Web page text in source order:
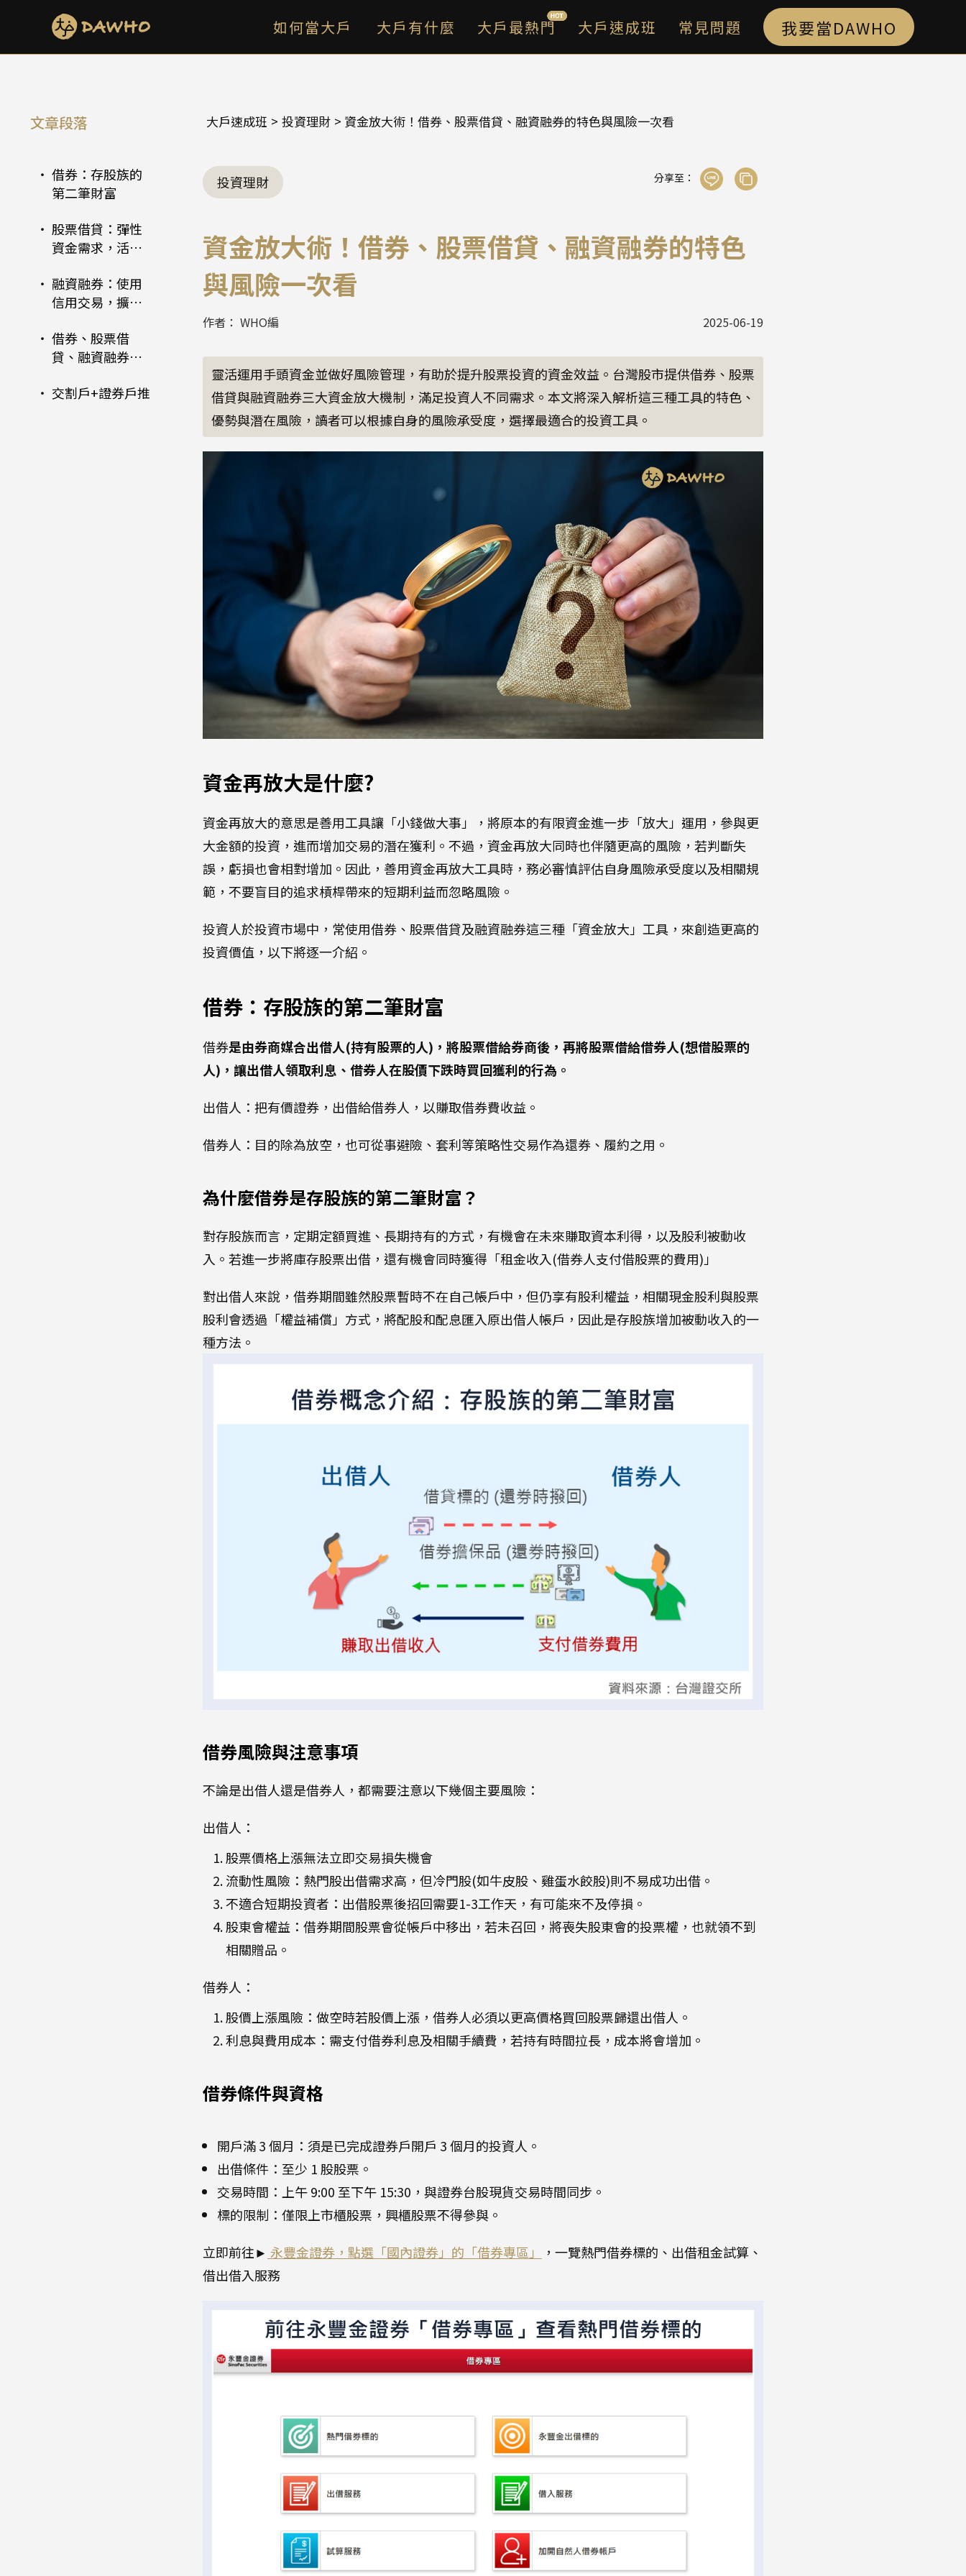
如何當大戶 大戶有什麼 大戶最熱門 大戶速成班 常見問題 我要當DAWHO
文章段落
資金再放大是什
借券：存股族的
第二筆財富
股票借貸：彈性
資金需求，活化
融資融券：使用
信用交易，擴大
借券、股票借
貸、融資融券風
交割戶+證券戶推
大戶速成班 > 投資理財 > 資金放大術！借券、股票借貸、融資融券的特色與風險一次看
投資理財 分享至：
資金放大術！借券、股票借貸、融資融券的特色
與風險一次看
作者： WHO編 2025-06-19
靈活運用手頭資金並做好風險管理，有助於提升股票投資的資金效益。台灣股市提供借券、股票
借貸與融資融券三大資金放大機制，滿足投資人不同需求。本文將深入解析這三種工具的特色、
優勢與潛在風險，讀者可以根據自身的風險承受度，選擇最適合的投資工具。
資金再放大是什麼?
資金再放大的意思是善用工具讓「小錢做大事」，將原本的有限資金進一步「放大」運用，參與更
大金額的投資，進而增加交易的潛在獲利。不過，資金再放大同時也伴隨更高的風險，若判斷失
誤，虧損也會相對增加。因此，善用資金再放大工具時，務必審慎評估自身風險承受度以及相關規
範，不要盲目的追求槓桿帶來的短期利益而忽略風險。
投資人於投資市場中，常使用借券、股票借貸及融資融券這三種「資金放大」工具，來創造更高的
投資價值，以下將逐一介紹。
借券：存股族的第二筆財富
借券是由券商媒合出借人(持有股票的人)，將股票借給券商後，再將股票借給借券人(想借股票的
人)，讓出借人領取利息、借券人在股價下跌時買回獲利的行為。
出借人：把有價證券，出借給借券人，以賺取借券費收益。
借券人：目的除為放空，也可從事避險、套利等策略性交易作為還券、履約之用。
為什麼借券是存股族的第二筆財富？
對存股族而言，定期定額買進、長期持有的方式，有機會在未來賺取資本利得，以及股利被動收
入。若進一步將庫存股票出借，還有機會同時獲得「租金收入(借券人支付借股票的費用)」
對出借人來說，借券期間雖然股票暫時不在自己帳戶中，但仍享有股利權益，相關現金股利與股票
股利會透過「權益補償」方式，將配股和配息匯入原出借人帳戶，因此是存股族增加被動收入的一
種方法。
借券風險與注意事項
不論是出借人還是借券人，都需要注意以下幾個主要風險：
出借人：
股票價格上漲無法立即交易損失機會
流動性風險：熱門股出借需求高，但冷門股(如牛皮股、雞蛋水餃股)則不易成功出借。
不適合短期投資者：出借股票後招回需要1-3工作天，有可能來不及停損。
股東會權益：借券期間股票會從帳戶中移出，若未召回，將喪失股東會的投票權，也就領不到
相關贈品。
借券人：
股價上漲風險：做空時若股價上漲，借券人必須以更高價格買回股票歸還出借人。
利息與費用成本：需支付借券利息及相關手續費，若持有時間拉長，成本將會增加。
借券條件與資格
開戶滿 3 個月：須是已完成證券戶開戶 3 個月的投資人。
出借條件：至少 1 股股票。
交易時間：上午 9:00 至下午 15:30，與證券台股現貨交易時間同步。
標的限制：僅限上市櫃股票，興櫃股票不得參與。
立即前往► 永豐金證券，點選「國內證券」的「借券專區」
，一覽熱門借券標的、出借租金試算、
借出借入服務